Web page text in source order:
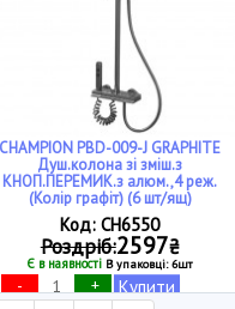
CHAMPION PBD-009-J GRAPHITE
Душ.колона зі зміш.з
КНОП.ПЕРЕМИК.з алюм.,4 реж.
(Колір графіт) (6 шт/ящ)
Код: CH6550
Роздріб:2597₴
Є в наявності В упаковці: 6шт
- + Купити